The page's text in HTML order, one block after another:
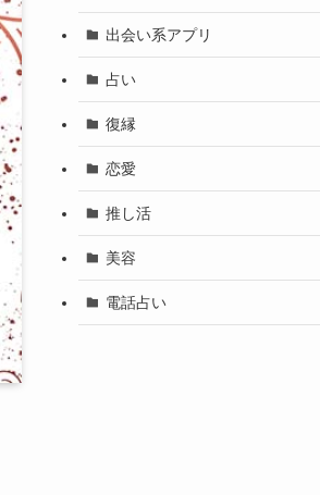
出会い系アプリ
占い
復縁
恋愛
推し活
美容
電話占い